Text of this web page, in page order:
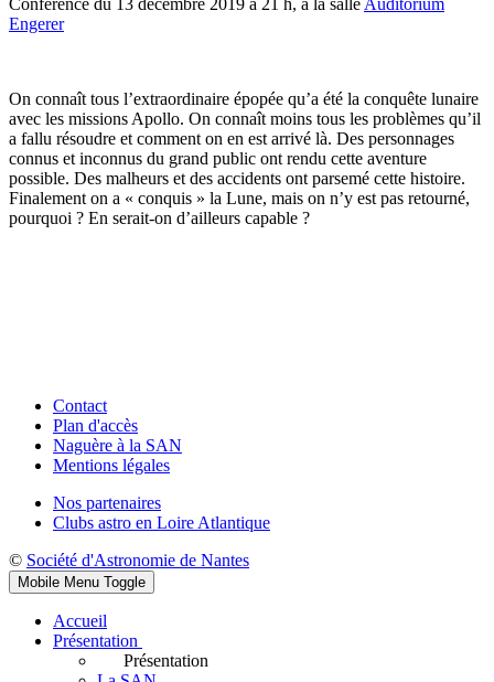
Conférence du 13 décembre 2019 à 21 h, à la salle Auditorium
Engerer
On connaît tous l’extraordinaire épopée qu’a été la conquête lunaire
avec les missions Apollo. On connaît moins tous les problèmes qu’il
a fallu résoudre et comment on en est arrivé là. Des personnages
connus et inconnus du grand public ont rendu cette aventure
possible. Des malheurs et des accidents ont parsemé cette histoire.
Finalement on a « conquis » la Lune, mais on n’y est pas retourné,
pourquoi ? En serait-on d’ailleurs capable ?
Contact
Plan d'accès
Naguère à la SAN
Mentions légales
Nos partenaires
Clubs astro en Loire Atlantique
© Société d'Astronomie de Nantes
Mobile Menu Toggle
Accueil
Présentation
Présentation